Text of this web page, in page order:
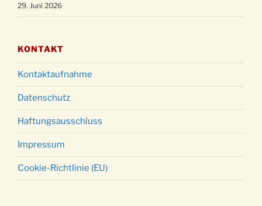
29. Juni 2026
KONTAKT
Kontaktaufnahme
Datenschutz
Haftungsausschluss
Impressum
Cookie-Richtlinie (EU)